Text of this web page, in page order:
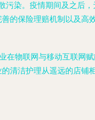
染。疫情期间及之后
的保险理赔机制以及
在物联网与移动互联网
洁护理从遥远的店铺